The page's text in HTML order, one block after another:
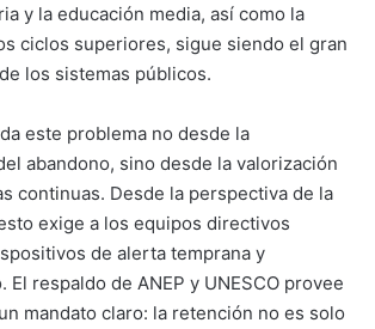
y la educación media, así como la
ciclos superiores, sigue siendo el gran
los sistemas públicos.
este problema no desde la
abandono, sino desde la valorización
continuas. Desde la perspectiva de la
exige a los equipos directivos
de alerta temprana y
El respaldo de ANEP y UNESCO provee
mandato claro: la retención no es solo